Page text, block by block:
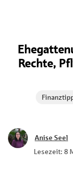
Rechte,
Anise Seel
Lesezeit: 8